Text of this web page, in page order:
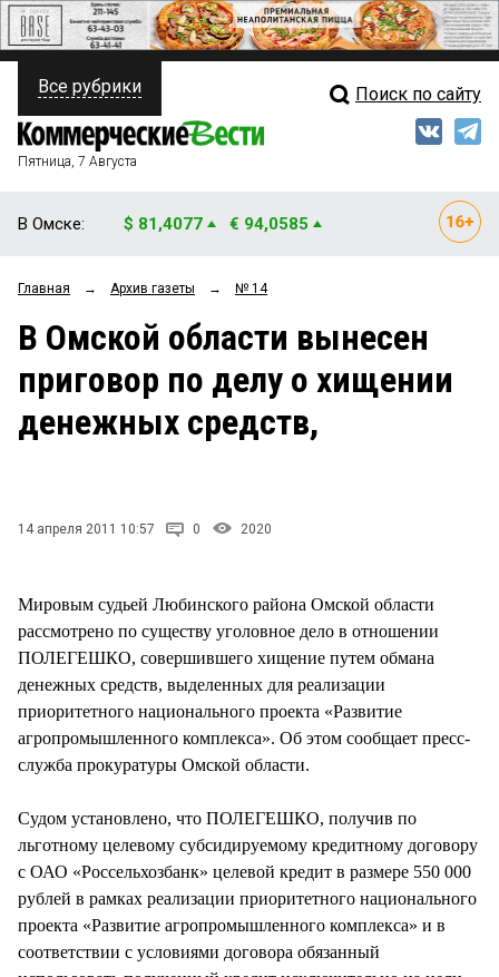
ПОЛИТИКА
ФИНАНСЫ
ОБЩЕСТВО
ЗАКОН
НОВОСТИ КОМПАНИЙ
Свежий выпуск
Рейтинги
Блоги
Архив
Все рубрики Поиск по сайту
Пятница, 7 Августа
В Омске: $ 81,4077 € 94,0585
Главная → Архив газеты → № 14
В Омской области вынесен
приговор по делу о хищении
денежных средств,
14 апреля 2011 10:57 0 2020
Мировым судьей Любинского района Омской области
рассмотрено по существу уголовное дело в отношении
ПОЛЕГЕШКО, совершившего хищение путем обмана
денежных средств, выделенных для реализации
приоритетного национального проекта «Развитие
агропромышленного комплекса». Об этом сообщает пресс-
служба прокуратуры Омской области.
Судом установлено, что ПОЛЕГЕШКО, получив по
льготному целевому субсидируемому кредитному договору
с ОАО «Россельхозбанк» целевой кредит в размере 550 000
рублей в рамках реализации приоритетного национального
проекта «Развитие агропромышленного комплекса» и в
соответствии с условиями договора обязанный